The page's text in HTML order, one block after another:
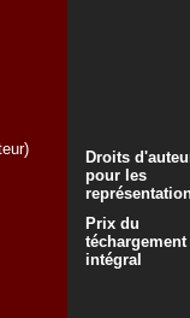
Droits
pour les
Prix du
téchargement
intégral